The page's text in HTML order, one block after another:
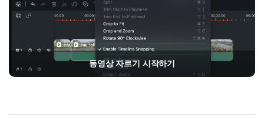
동영상 자르기 시작하기